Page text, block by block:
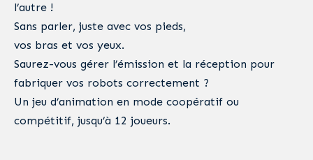
l’autre !
Sans parler, juste avec vos pieds,
vos bras et vos yeux.
Saurez-vous gérer l’émission et la réception pour
fabriquer vos robots correctement ?
Un jeu d’animation en mode coopératif ou
compétitif, jusqu’à 12 joueurs.